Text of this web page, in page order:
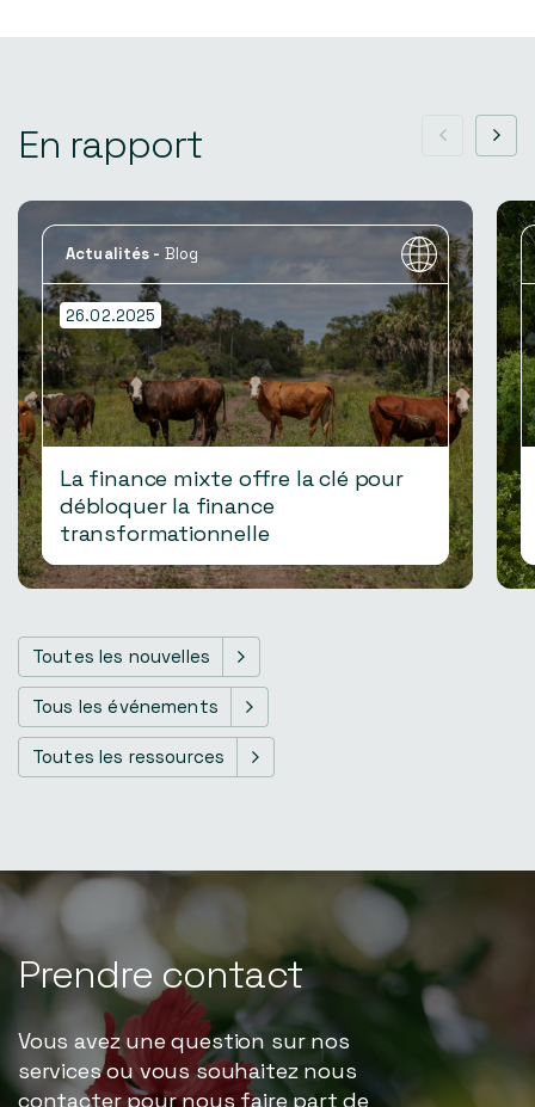
En rapport
Actualités - Blog
26.02.2025
La finance mixte offre la clé pour
débloquer la finance
transformationnelle
Toutes les nouvelles
Tous les événements
Toutes les ressources
Prendre contact
Vous avez une question sur nos
services ou vous souhaitez nous
contacter pour nous faire part de